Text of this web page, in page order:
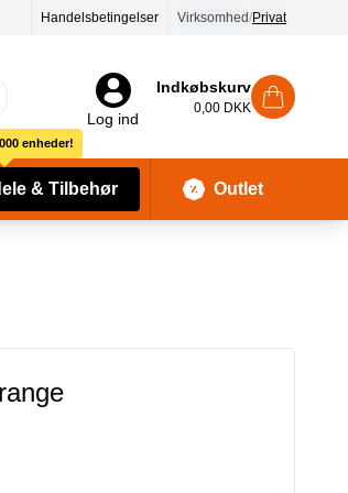
Handelsbetingelser Virksomhed/Privat
Log ind
Indkøbskurv
0,00 DKK
& Tilbehør
enheder!
Outlet